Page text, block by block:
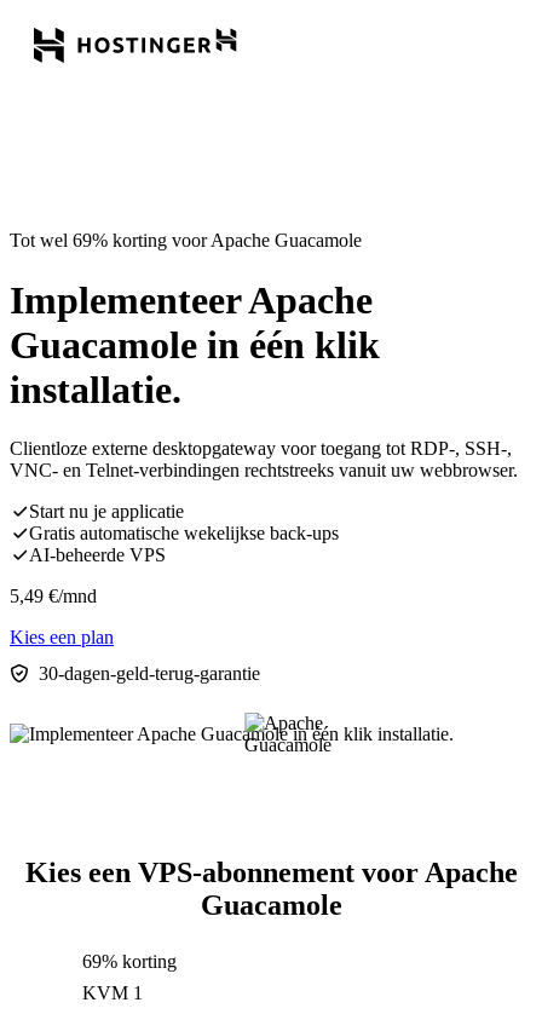
Tot wel 69% korting voor Apache Guacamole
Implementeer Apache
Guacamole in één klik
installatie.
Clientloze externe desktopgateway voor toegang tot RDP-, SSH-,
VNC- en Telnet-verbindingen rechtstreeks vanuit uw webbrowser.
Start nu je applicatie
Gratis automatische wekelijkse back-ups
AI-beheerde VPS
5,49 €/mnd
Kies een plan
30-dagen-geld-terug-garantie
Kies een VPS-abonnement voor Apache
Guacamole
69% korting
KVM 1